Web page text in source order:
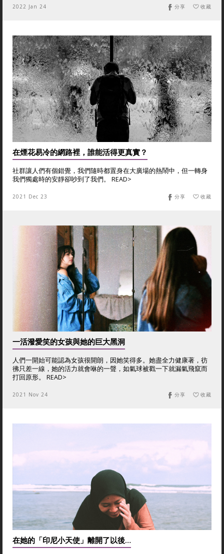
2022 Jan 24 收藏
分享
在煙花易冷的網路裡，誰能活得更真實？
社群讓人們有個錯覺，我們隨時都置身在大廣場的熱鬧中，但一轉身
我們獨處時的安靜卻吵到了我們。 READ>
2021 Dec 23 收藏
分享
一活潑愛笑的女孩與她的巨大黑洞
人們一開始可能認為女孩很開朗，因她笑得多。她盡全力健康著，彷
彿只差一線，她的活力就會咻的一聲，如氣球被戳一下就漏氣飛竄而
打回原形。 READ>
2021 Nov 24 收藏
分享
在她的「印尼小天使」離開了以後…